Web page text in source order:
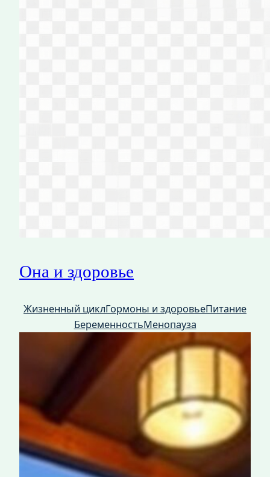
Она и здоровье
Жизненный циклГормоны и здоровьеПитание
БеременностьМенопауза